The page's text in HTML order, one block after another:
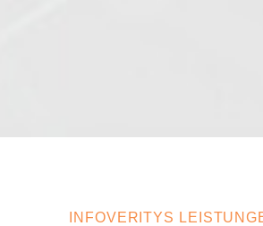
INFOVERITYS